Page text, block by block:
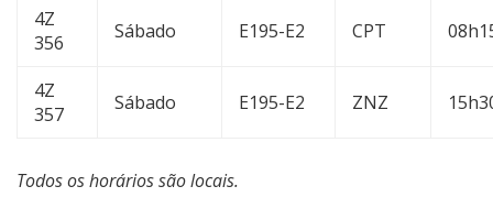
4Z
356
Sábado E195-E2 CPT
4Z
357
Sábado E195-E2 ZNZ
Todos os horários são locais.